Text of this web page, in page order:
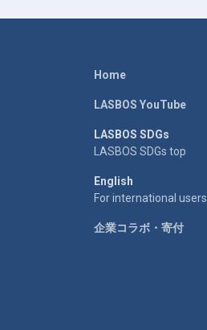
Home
LASBOS YouTube
LASBOS SDGs
LASBOS SDGs top
English
For international users
企業コラボ・寄付